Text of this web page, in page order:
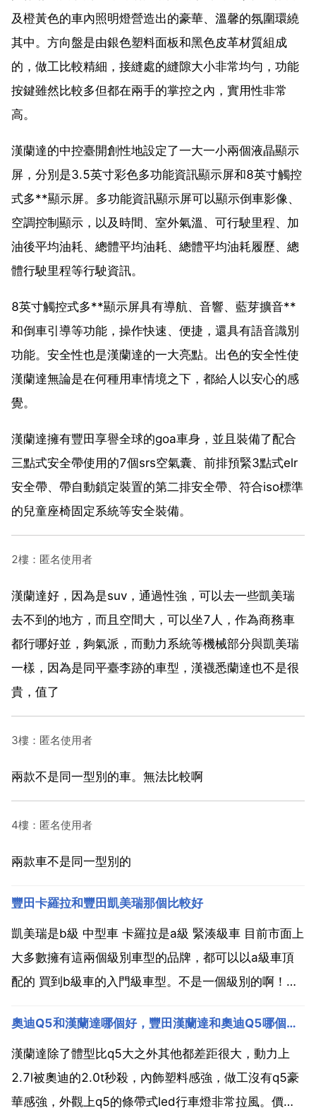
及橙黃色的車內照明燈營造出的豪華、溫馨的氛圍環繞
其中。方向盤是由銀色塑料面板和黑色皮革材質組成
的，做工比較精細，接縫處的縫隙大小非常均勻，功能
按鍵雖然比較多但都在兩手的掌控之內，實用性非常
高。
漢蘭達的中控臺開創性地設定了一大一小兩個液晶顯示
屏，分別是3.5英寸彩色多功能資訊顯示屏和8英寸觸控
式多**顯示屏。多功能資訊顯示屏可以顯示倒車影像、
空調控制顯示，以及時間、室外氣溫、可行駛里程、加
油後平均油耗、總體平均油耗、總體平均油耗履歷、總
體行駛里程等行駛資訊。
8英寸觸控式多**顯示屏具有導航、音響、藍芽擴音**
和倒車引導等功能，操作快速、便捷，還具有語音識別
功能。安全性也是漢蘭達的一大亮點。出色的安全性使
漢蘭達無論是在何種用車情境之下，都給人以安心的感
覺。
漢蘭達擁有豐田享譽全球的goa車身，並且裝備了配合
三點式安全帶使用的7個srs空氣囊、前排預緊3點式elr
安全帶、帶自動鎖定裝置的第二排安全帶、符合iso標準
的兒童座椅固定系統等安全裝備。
2樓：匿名使用者
漢蘭達好，因為是suv，通過性強，可以去一些凱美瑞
去不到的地方，而且空間大，可以坐7人，作為商務車
都行哪好並，夠氣派，而動力系統等機械部分與凱美瑞
一樣，因為是同平臺李跡的車型，漢襪悉蘭達也不是很
貴，值了
3樓：匿名使用者
兩款不是同一型別的車。無法比較啊
4樓：匿名使用者
兩款車不是同一型別的
豐田卡羅拉和豐田凱美瑞那個比較好
凱美瑞是b級 中型車 卡羅拉是a級 緊湊級車 目前市面上
大多數擁有這兩個級別車型的品牌，都可以以a級車頂
配的 買到b級車的入門級車型。不是一個級別的啊！卡
車 中型車 底盤級別上凱美瑞比卡羅拉高一個級別 引擎
配置凱美瑞也高一個配置級！去年年初急著買代...
奧迪Q5和漢蘭達哪個好，豐田漢蘭達和奧迪Q5哪個好。
漢蘭達除了體型比q5大之外其他都差距很大，動力上
2.7l被奧迪的2.0t秒殺，內飾塑料感強，做工沒有q5豪
華感強，外觀上q5的條帶式led行車燈非常拉風。價位